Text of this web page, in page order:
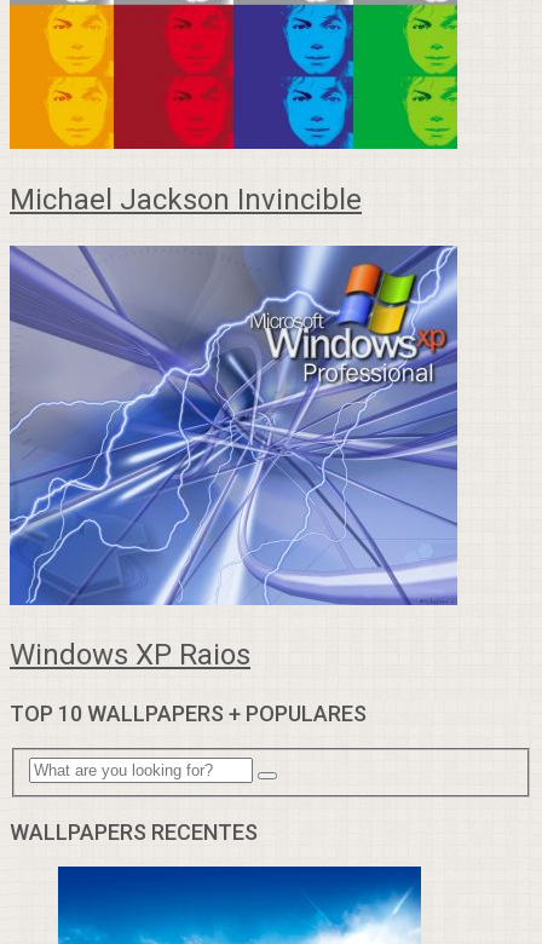
Michael Jackson Invincible
Windows XP Raios
TOP 10 WALLPAPERS + POPULARES
WALLPAPERS RECENTES